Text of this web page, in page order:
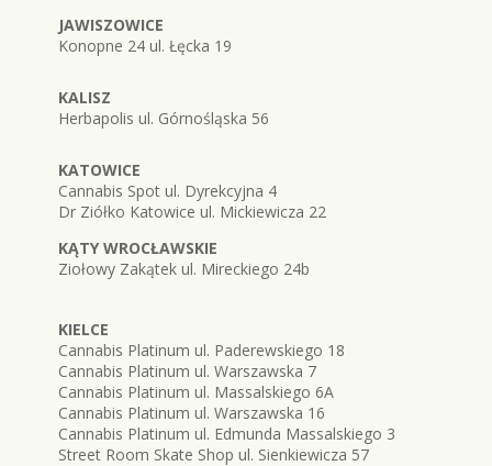
JAWISZOWICE
Konopne 24 ul. Łęcka 19
KALISZ
Herbapolis ul. Górnośląska 56
KATOWICE
Cannabis Spot ul. Dyrekcyjna 4
Dr Ziółko Katowice ul. Mickiewicza 22
KĄTY WROCŁAWSKIE
Ziołowy Zakątek ul. Mireckiego 24b
KIELCE
Cannabis Platinum ul. Paderewskiego 18
Cannabis Platinum ul. Warszawska 7
Cannabis Platinum ul. Massalskiego 6A
Cannabis Platinum ul. Warszawska 16
Cannabis Platinum ul. Edmunda Massalskiego 3
Street Room Skate Shop ul. Sienkiewicza 57